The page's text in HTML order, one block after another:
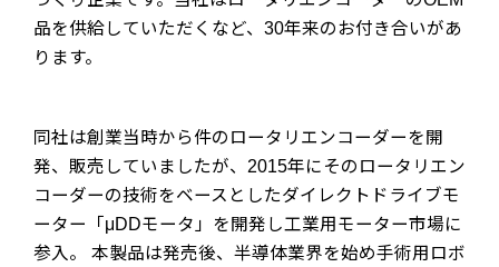
品を供給していただくなど、30年来のお付き合いがあ
ります。
同社は創業当時から件のロータリエンコーダーを開
発、販売していましたが、2015年にそのロータリエン
コーダーの技術をベースとしたダイレクトドライブモ
ーター「μDDモータ」を開発し工業用モーター市場に
参入。 本製品は発売後、半導体業界を始め手術用ロボ